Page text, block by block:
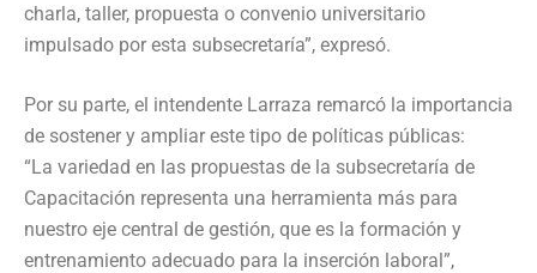
charla, taller, propuesta o convenio universitario
impulsado por esta subsecretaría”, expresó.
Por su parte, el intendente Larraza remarcó la importancia
de sostener y ampliar este tipo de políticas públicas:
“La variedad en las propuestas de la subsecretaría de
Capacitación representa una herramienta más para
nuestro eje central de gestión, que es la formación y
entrenamiento adecuado para la inserción laboral”,